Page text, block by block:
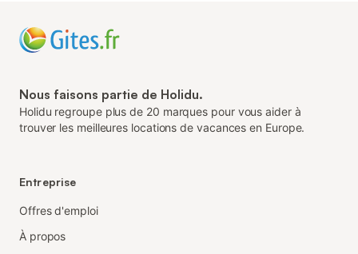
Nous faisons partie de Holidu.
Holidu regroupe plus de 20 marques pour vous aider à
trouver les meilleures locations de vacances en Europe.
Entreprise
Offres d'emploi
À propos